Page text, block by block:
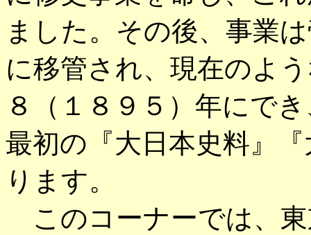
ました。その後、事業
に移管され、現在のよ
８（１８９５）年にで
最初の『大日本史料』
ります。
このコーナーでは、